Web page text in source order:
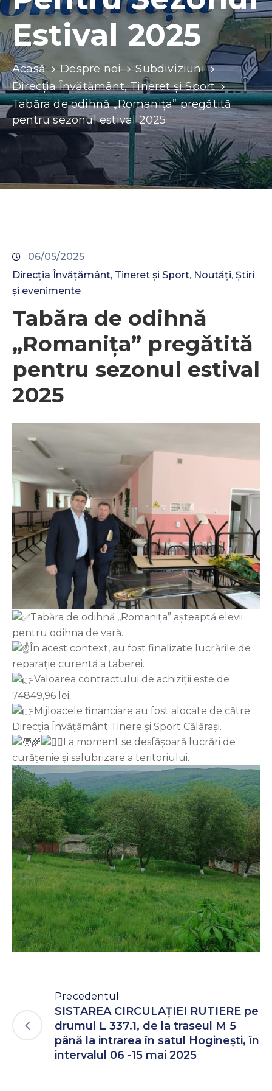
Contacte
Estival 2025
Acasă Despre noi
Subdiviziuni
Direcția Învățământ, Tineret și Sport
Tabăra de odihnă „Romanița” pregătită
pentru sezonul estival 2025
06/05/2025
Direcția Învățământ, Tineret și Sport‚ Noutăți‚ Știri
și evenimente
Tabăra de odihnă
„Romanița” pregătită
pentru sezonul estival
2025
Tabăra de odihnă ,,Romanița” așteaptă elevii
pentru odihna de vară.
În acest context, au fost finalizate lucrările de
reparație curentă a taberei.
Valoarea contractului de achiziții este de
74849,96 lei.
Mijloacele financiare au fost alocate de către
Direcția Învățământ Tinere și Sport Călărași.
La moment se desfășoară lucrări de
curățenie și salubrizare a teritoriului.
Precedentul
SISTAREA CIRCULAȚIEI RUTIERE pe
drumul L 337.1, de la traseul M 5
până la intrarea în satul Hoginești, în
intervalul 06 -15 mai 2025